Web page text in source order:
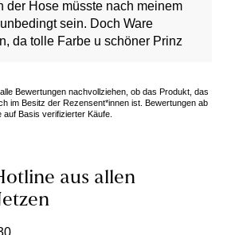
der Hose müsste nach meinem
sein. Doch Ware
da tolle Farbe u schöner Prinz
Bewertungen nachvollziehen, ob das Produkt, das
im Besitz der Rezensent*innen ist. Bewertungen ab
Basis verifizierter Käufe.
aus allen